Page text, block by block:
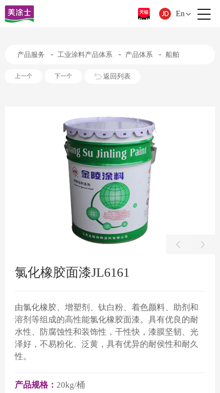
En
产品服务 - 工业涂料产品体系 - 产品体系 - 船舶
上一个 下一个 返回列表
氯化橡胶面漆JL6161
由氯化橡胶、增塑剂、钛白粉、着色颜料、助剂和
溶剂等组成的高性能氯化橡胶面漆。具有优良的耐
水性、防腐蚀性和装饰性，干性快，漆膜坚韧、光
泽好，不易粉化、泛黄，具有优异的耐侯性和耐久
性。
产品规格： 20kg/桶